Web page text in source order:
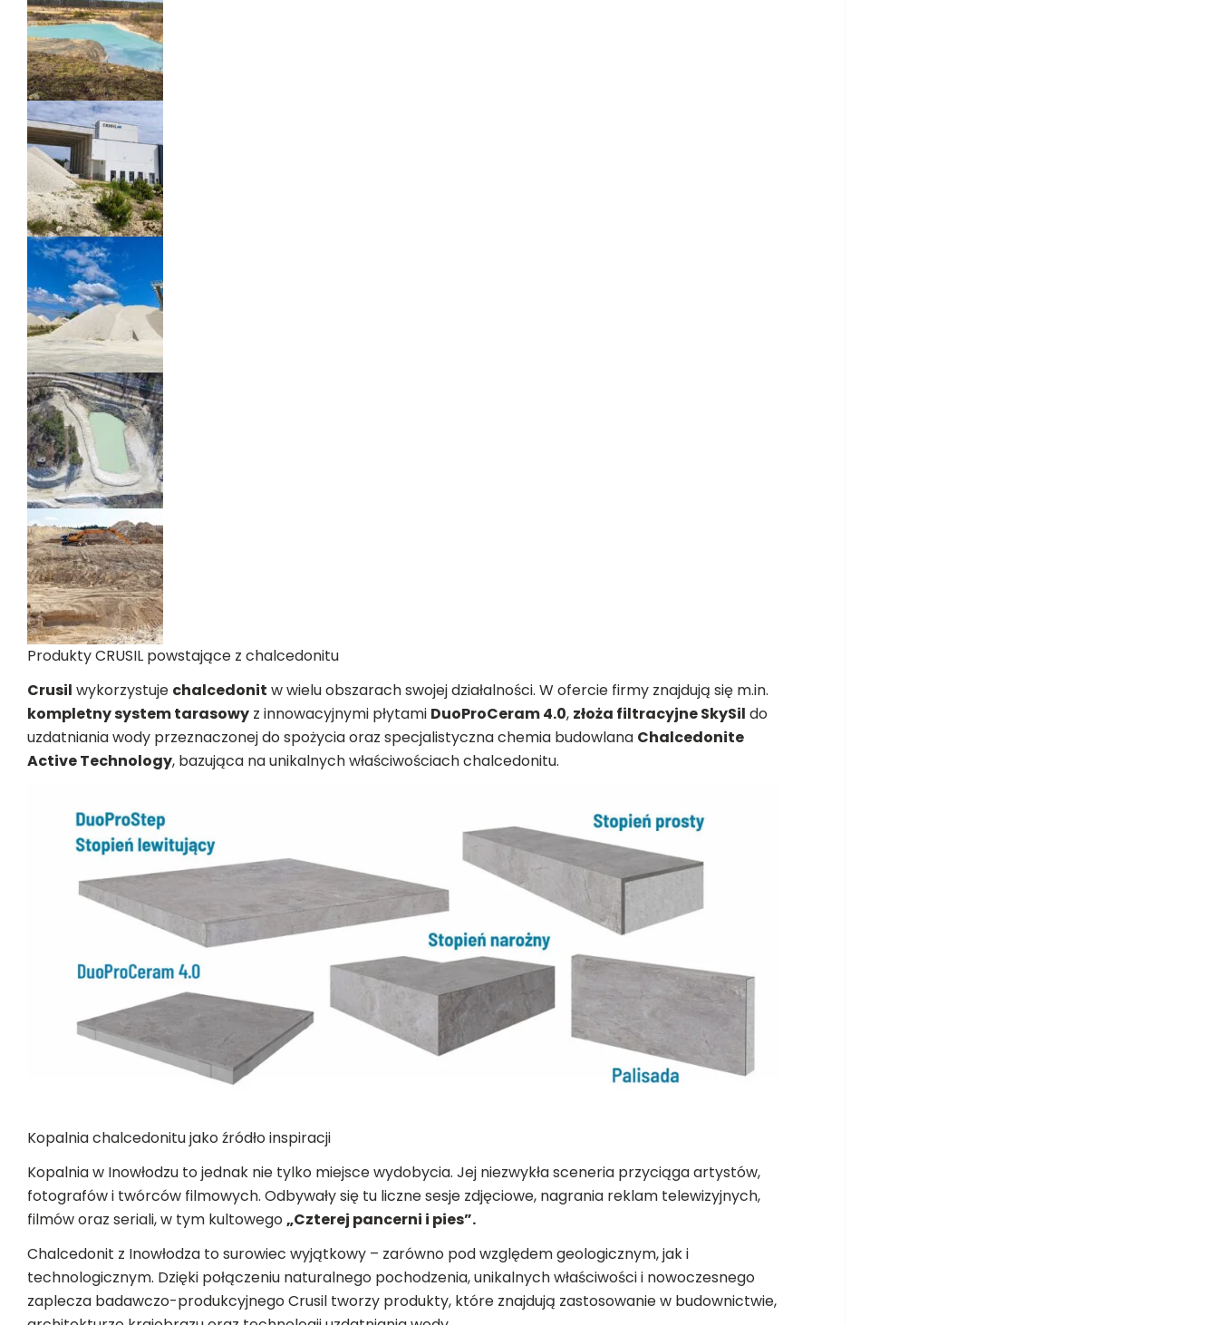
Produkty CRUSIL powstające z chalcedonitu
Crusil wykorzystuje chalcedonit w wielu obszarach swojej działalności. W ofercie firmy znajdują się m.in.
kompletny system tarasowy z innowacyjnymi płytami DuoProCeram 4.0, złoża filtracyjne SkySil do
uzdatniania wody przeznaczonej do spożycia oraz specjalistyczna chemia budowlana Chalcedonite
Active Technology, bazująca na unikalnych właściwościach chalcedonitu.
Kopalnia chalcedonitu jako źródło inspiracji
Kopalnia w Inowłodzu to jednak nie tylko miejsce wydobycia. Jej niezwykła sceneria przyciąga artystów,
fotografów i twórców filmowych. Odbywały się tu liczne sesje zdjęciowe, nagrania reklam telewizyjnych,
filmów oraz seriali, w tym kultowego„Czterej pancerni i pies”.
Chalcedonit z Inowłodza to surowiec wyjątkowy – zarówno pod względem geologicznym, jak i
technologicznym. Dzięki połączeniu naturalnego pochodzenia, unikalnych właściwości i nowoczesnego
zaplecza badawczo-produkcyjnego Crusil tworzy produkty, które znajdują zastosowanie w budownictwie,